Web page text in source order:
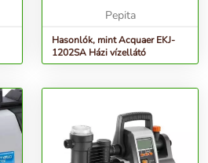
Pepita
Hasonlók, mint Acquaer EKJ-
1202SA Házi vízellátó